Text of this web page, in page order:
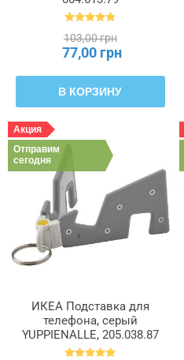
103,00 грн
77,00 грн
В КОРЗИНУ
Акция
Отправим
сегодня
ИКЕА Подставка для
телефона, серый
YUPPIENALLE, 205.038.87